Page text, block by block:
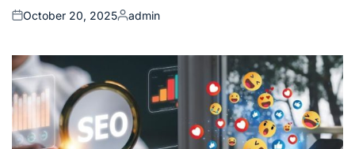
Posted
October 20, 2025
Posted
admin